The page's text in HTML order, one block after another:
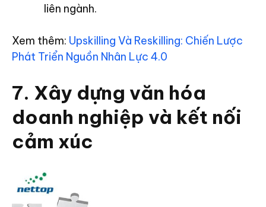
liên ngành.
Xem thêm: Upskilling Và Reskilling: Chiến Lược
Phát Triển Nguồn Nhân Lực 4.0
7. Xây dựng văn hóa
doanh nghiệp và kết nối
cảm xúc